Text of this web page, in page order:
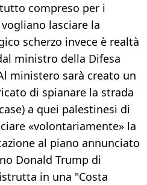
compreso per i
lasciare la
scherzo invece è realtà
ministro della Difesa
ministero sarà creato un
di spianare la strada
a quei palestinesi di
«volontariamente» la
al piano annunciato
Donald Trump di
in una "Costa